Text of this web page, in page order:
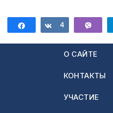
ПоделитьсяПоделиться
4
О САЙТЕ
КОНТАКТЫ
УЧАСТИЕ